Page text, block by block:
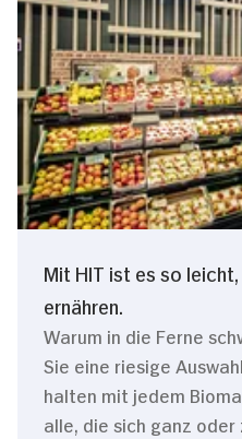
Mit HIT ist es so
ernähren.
Warum in die Ferne
Sie eine riesige
halten mit jedem
alle, die sich ganz